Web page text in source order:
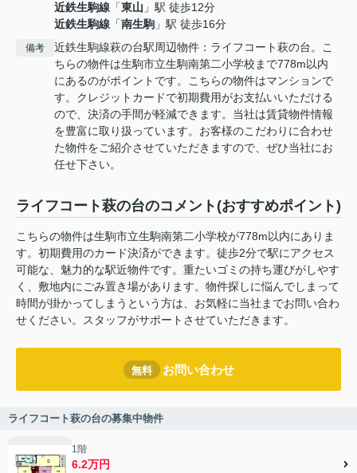
近鉄生駒線 「東山 」駅 徒歩12分
近鉄生駒線 「南生駒 」駅 徒歩16分
備考
近鉄生駒線萩の台駅周辺物件：ライフコート萩の台。こ
ちらの物件は生駒市立生駒南第二小学校まで778m以内
にあるのがポイントです。こちらの物件はマンションで
す。クレジットカードで初期費用がお支払いいただける
ので、決済の手間が軽減できます。当社は賃貸物件情報
を豊富に取り扱っています。お客様のこだわりに合わせ
た物件をご紹介させていただきますので、ぜひ当社にお
任せ下さい。
ライフコート萩の台のコメント(おすすめポイント)
こちらの物件は生駒市立生駒南第二小学校が778m以内にありま
す。初期費用のカード決済ができます。徒歩2分で駅にアクセス
可能な、魅力的な駅近物件です。重たいゴミの持ち運びがしやす
く、敷地内にごみ置き場があります。物件探しに悩んでしまって
時間が掛かってしまうという方は、お気軽に当社までお問い合わ
せください。スタッフがサポートさせていただきます。
無料 お問い合わせ
ライフコート萩の台の募集中物件
1階
6.2万円